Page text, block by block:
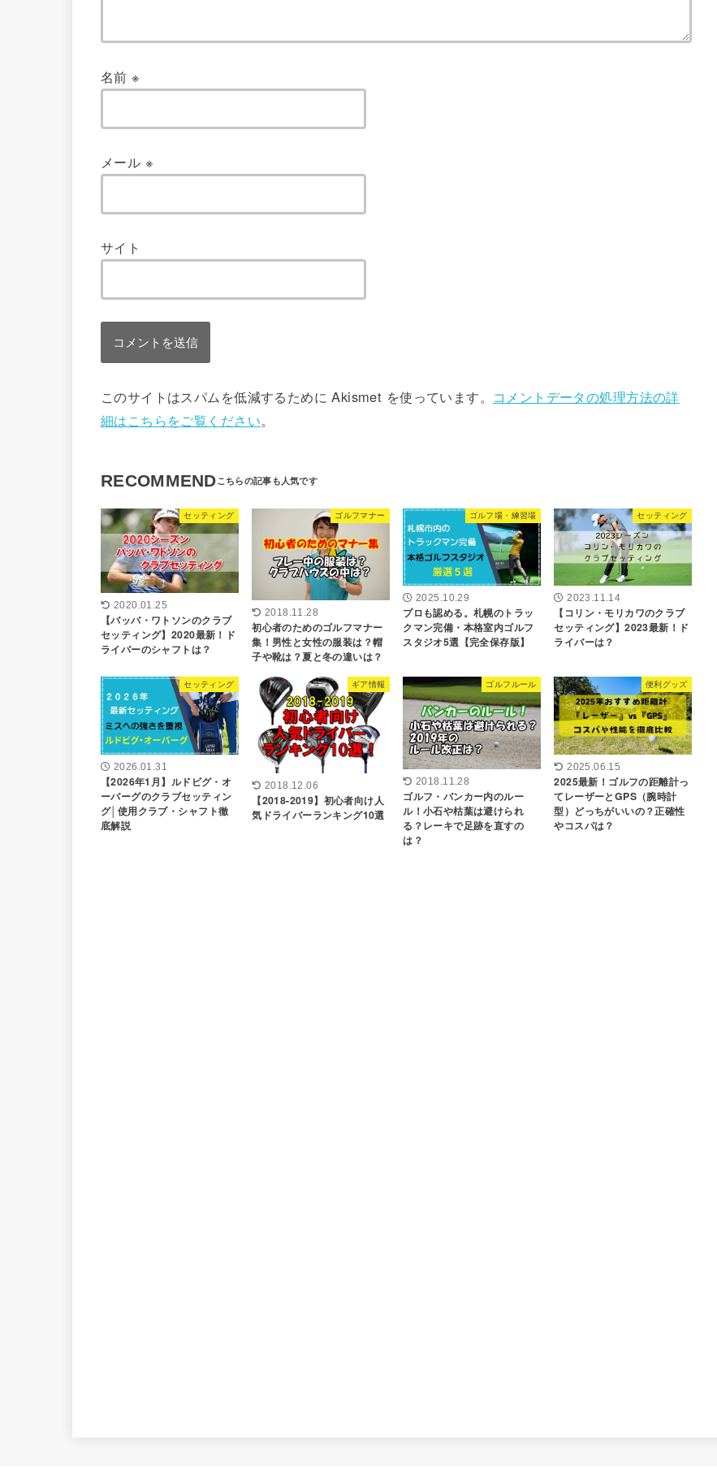
名前※
メール ※
サイト
このサイトはスパムを低減するために Akismet を使っています。 コメントデータの処理方法の詳
細はこちらをご覧ください。
RECOMMEND
セッティング
2020.01.25
【バッバ・ワトソンのクラブ
セッティング】2020最新！ド
ライバーのシャフトは？
ゴルフマナー
2018.11.28
初心者のためのゴルフマナー
集！男性と女性の服装は？帽
子や靴は？夏と冬の違いは？
ゴルフ場・練習場
2025.10.29
プロも認める。札幌のトラッ
クマン完備・本格室内ゴルフ
スタジオ5選【完全保存版】
セッティング
2023.11.14
【コリン・モリカワのクラブ
セッティング】2023最新！ド
ライバーは？
セッティング
2026.01.31
【2026年1月】ルドビグ・オ
ーバーグのクラブセッティン
グ│使用クラブ・シャフト徹
底解説
ギア情報
2018.12.06
【2018-2019】初心者向け人
気ドライバーランキング10選
ゴルフルール
2018.11.28
ゴルフ・バンカー内のルー
ル！小石や枯葉は避けられ
る？レーキで足跡を直すの
は？
便利グッズ
2025.06.15
2025最新！ゴルフの距離計っ
てレーザーとGPS（腕時計
型）どっちがいいの？正確性
やコスパは？